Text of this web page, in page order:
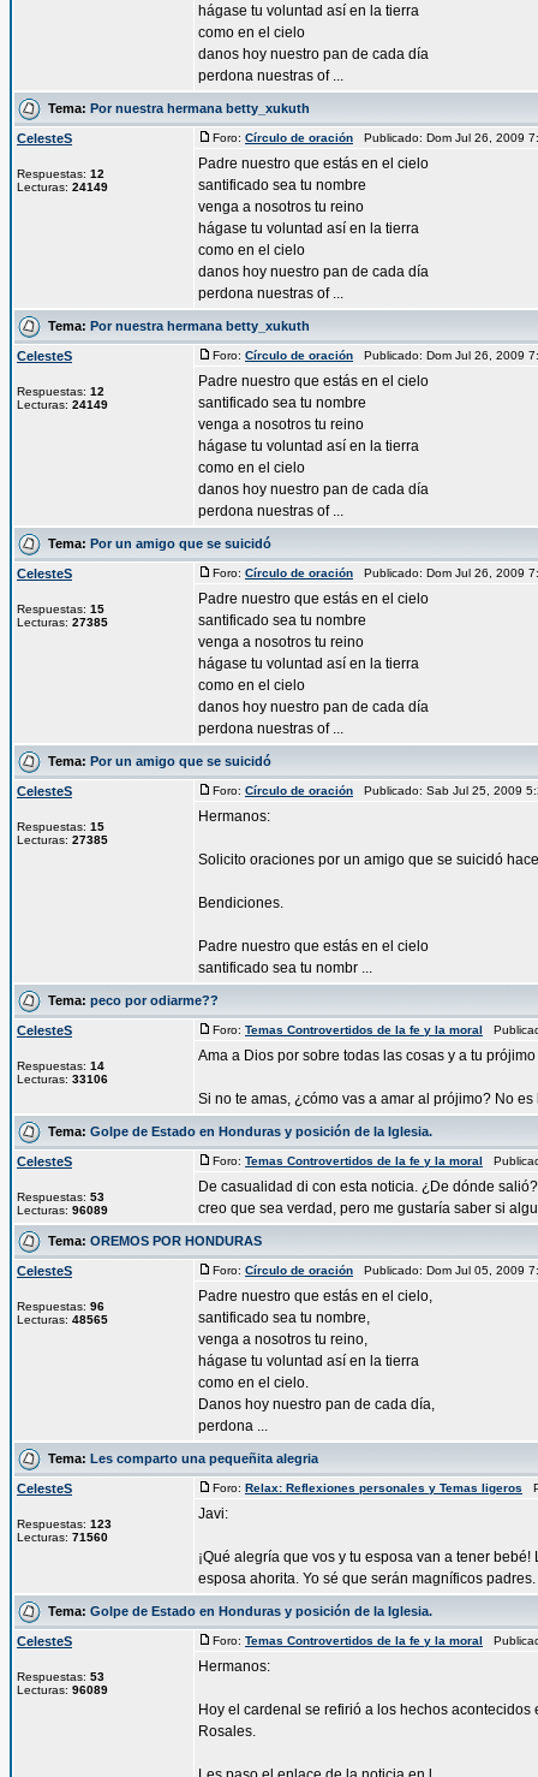
hágase tu voluntad así en la tierra
como en el cielo
danos hoy nuestro pan de cada día
perdona nuestras of ...
Tema: Por nuestra hermana betty_xukuth
CelesteS
Respuestas: 12
Lecturas: 24149
Foro: Círculo de oración Publicado: Dom Jul 26, 2009
Padre nuestro que estás en el cielo
santificado sea tu nombre
venga a nosotros tu reino
hágase tu voluntad así en la tierra
como en el cielo
danos hoy nuestro pan de cada día
perdona nuestras of ...
Tema: Por nuestra hermana betty_xukuth
CelesteS
Respuestas: 12
Lecturas: 24149
Foro: Círculo de oración Publicado: Dom Jul 26, 2009
Padre nuestro que estás en el cielo
santificado sea tu nombre
venga a nosotros tu reino
hágase tu voluntad así en la tierra
como en el cielo
danos hoy nuestro pan de cada día
perdona nuestras of ...
Tema: Por un amigo que se suicidó
CelesteS
Respuestas: 15
Lecturas: 27385
Foro: Círculo de oración Publicado: Dom Jul 26, 2009
Padre nuestro que estás en el cielo
santificado sea tu nombre
venga a nosotros tu reino
hágase tu voluntad así en la tierra
como en el cielo
danos hoy nuestro pan de cada día
perdona nuestras of ...
Tema: Por un amigo que se suicidó
CelesteS
Respuestas: 15
Lecturas: 27385
Foro: Círculo de oración Publicado: Sab Jul 25, 2009
Hermanos:
Solicito oraciones por un amigo que se suicidó
Bendiciones.
Padre nuestro que estás en el cielo
santificado sea tu nombr ...
Tema: peco por odiarme??
CelesteS
Respuestas: 14
Lecturas: 33106
Foro: Temas Controvertidos de la fe y la moral
Ama a Dios por sobre todas las cosas y a tu
Si no te amas, ¿cómo vas a amar al prójimo? No
Tema: Golpe de Estado en Honduras y posición de la Iglesia.
CelesteS
Respuestas: 53
Lecturas: 96089
Foro: Temas Controvertidos de la fe y la moral
De casualidad di con esta noticia. ¿De dónde
creo que sea verdad, pero me gustaría saber si
Tema: OREMOS POR HONDURAS
CelesteS
Respuestas: 96
Lecturas: 48565
Foro: Círculo de oración Publicado: Dom Jul 05, 2009
Padre nuestro que estás en el cielo,
santificado sea tu nombre,
venga a nosotros tu reino,
hágase tu voluntad así en la tierra
como en el cielo.
Danos hoy nuestro pan de cada día,
perdona ...
Tema: Les comparto una pequeñita alegria
CelesteS
Respuestas: 123
Lecturas: 71560
Foro: Relax: Reflexiones personales y Temas ligeros
Javi:
¡Qué alegría que vos y tu esposa van a tener
esposa ahorita. Yo sé que serán magníficos padres.
Tema: Golpe de Estado en Honduras y posición de la Iglesia.
CelesteS
Respuestas: 53
Lecturas: 96089
Foro: Temas Controvertidos de la fe y la moral
Hermanos:
Hoy el cardenal se refirió a los hechos
Rosales.